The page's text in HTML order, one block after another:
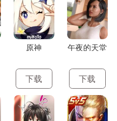
原神
下载
午夜的天堂
下载